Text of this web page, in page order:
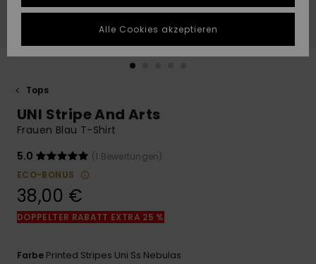
um die
schnellste
Antwort auf Ihre
erhalten.
die häufigsten
Fragen sowie
FAQ
QUIKSILVER APP
WUNSCHLISTE
Tops
UNI Stripe And Arts
Frauen Blau T-Shirt
5.0
(1 Bewertungen)
ECO-BONUS
38,00 €
DOPPELTER RABATT EXTRA 25 %
Farbe Printed Stripes Uni Ss Nebulas
Alle Cookies akzeptieren